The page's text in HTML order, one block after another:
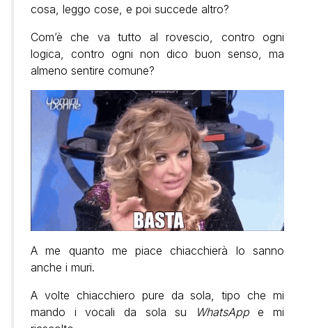
cosa, leggo cose, e poi succede altro?
Com’è che va tutto al rovescio, contro ogni
logica, contro ogni non dico buon senso, ma
almeno sentire comune?
A me quanto me piace chiacchierà lo sanno
anche i muri.
A volte chiacchiero pure da sola, tipo che mi
mando i vocali da sola su
WhatsAppe mi